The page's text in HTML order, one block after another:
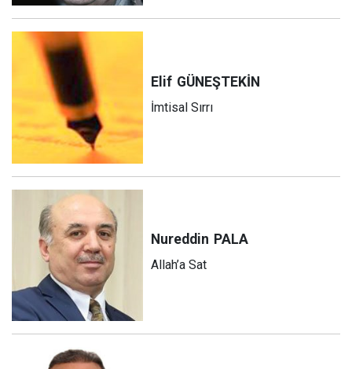
Elif GÜNEŞTEKİN
İmtisal Sırrı
Nureddin PALA
Allah’a Sat